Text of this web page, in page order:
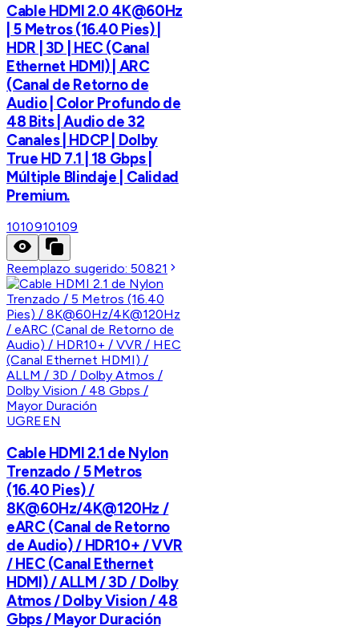
Cable HDMI 2.0 4K@60Hz
| 5 Metros (16.40 Pies) |
HDR | 3D | HEC (Canal
Ethernet HDMI) | ARC
(Canal de Retorno de
Audio | Color Profundo de
48 Bits | Audio de 32
Canales | HDCP | Dolby
True HD 7.1 | 18 Gbps |
Múltiple Blindaje | Calidad
Premium.
1010910109
Reemplazo sugerido:50821
UGREEN
Cable HDMI 2.1 de Nylon
Trenzado / 5 Metros
(16.40 Pies) /
8K@60Hz/4K@120Hz /
eARC (Canal de Retorno
de Audio) / HDR10+ / VVR
/ HEC (Canal Ethernet
HDMI) / ALLM / 3D / Dolby
Atmos / Dolby Vision / 48
Gbps / Mayor Duración